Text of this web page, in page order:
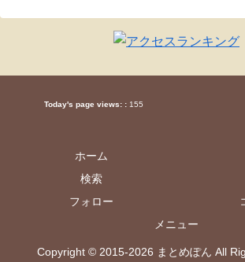
Today's page views: : 155
ホーム
検索
フォロー
メニュー
Copyright © 2015-2026 まとめぽん All